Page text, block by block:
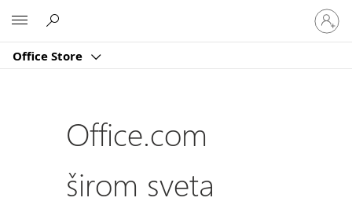
Office Store
Prijavite
se
na
Office.com
širom sveta